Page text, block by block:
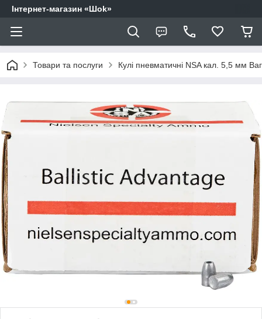
Інтернет-магазин «Шоk»
Товари та послуги Кулі пневматичні NSA кал. 5,5 мм